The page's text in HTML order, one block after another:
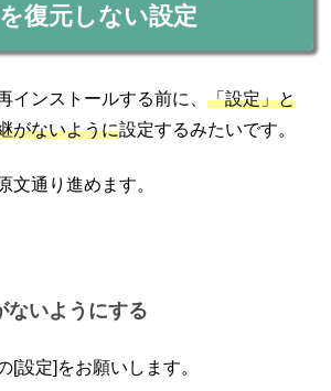
復元しない設定
インストールする前に、 「設定」と
がないように設定するみたいです。
文通り進めます。
ないようにする
[設定]をお願いします。